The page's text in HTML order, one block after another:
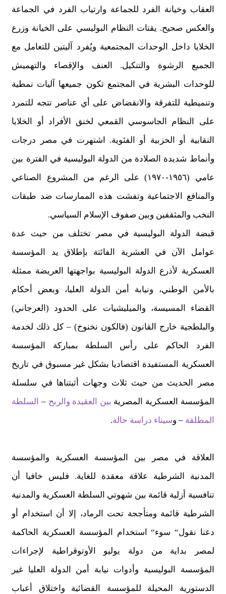
العقاب وخيانة الفرد للجماعة وارتياب الفرد في الجماعة
والعكس صحيح. يقتات النظام البوليسي على الخيانة وزرع
الخلايا داخل الوحدات المجتمعية ويُفرد آليتين للتعامل مع
الجميع الرشوة والتنكيل. العنف والإقصاء والتهميش
للوحدات البشرية في المجتمع تكون جميعها آليات نمطية
وتنميطية للتفرقة والانقضاض على أي عناصر تتجه للتمرد
على النظام الجاسوسي القمعي لخنق الأفراد أو الخلايا
النقابية أو الحزبية أو الفئوية. اشتهرت في مصر درجات
وأنماط شديدة الصلادة من الدولة البوليسية في الفترة بين
عامي (١٩٥٦-١٩٧٠) على الرغم من المشروع الصناعي
والمنافع الاجتماعية وتفشت هذه الممارسات ضد طبقات
النخب والمثقفين وبين صفوف الإسلام السياسي.
قبضة الدولة البوليسية في مصر تختلف من حيث عدة
عوامل الآن في العشرية الفائتة بإطلاق يد المؤسسة
العسكرية لأذرع الدولة البوليسية بواجهتها العريضة ممثلة
بالأمن الوطني، ونيابة أمن الدولة العليا، وبعض أحكام
القضاء المسيسة، والميليشيات على الحدود (العرجاني)
والبلطجية خارج القانون (فالكون نخنوخ) – كل ذلك لخدمة
الفرد الحاكم على رأس السلطة بمباركة المؤسسة
العسكرية المستفيدة اقتصاديا بشكل غير مسبوق في تاريخ
مصر الحديث من حيث ثلاث وجهات أثبتناها في سلسلة
المؤسسة العسكرية المصرية بين العقيدة والربح –السلطة
المطلقة – وسيناء دراسة حالة.
العلاقة في مصر بين المؤسسة العسكرية والمؤسسة
المدنية الشرطية علاقة معقدة للغاية. فليس خافيا أن
تنافسية أزلية قائمة بين شهوتي السلطة العسكرية والمدنية
الشرطية قائمة ومتأججة تحت الرماد، إلا أن استخدام أو
دعنا نقول“ سوء“ استخدام المؤسسة العسكرية الحاكمة
لمصر بداية من دولة يوليو الأوتوقراطية لإجراءات
المؤسسة البوليسية وأدوات نيابة أمن الدولة العليا غير
الدستورية المحيلة للمؤسسة القضائية واختلاق أعباب